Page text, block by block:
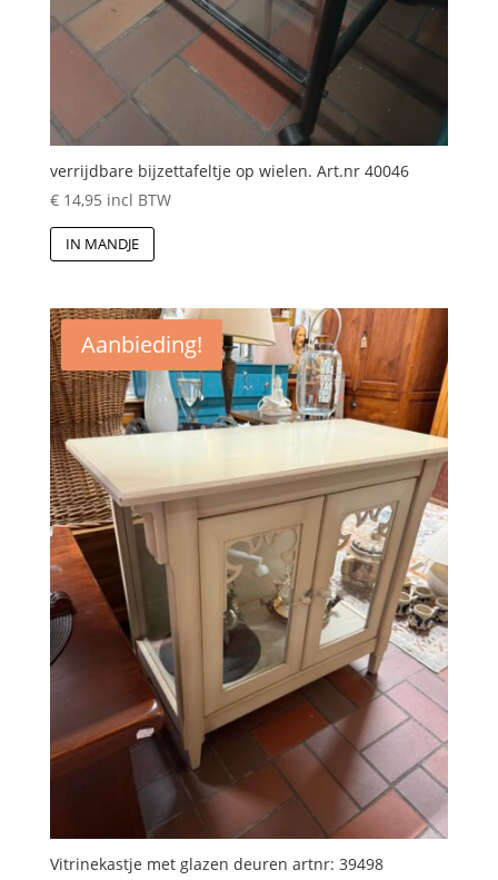
verrijdbare bijzettafeltje op wielen. Art.nr 40046
€14,95 incl BTW
IN MANDJE
Aanbieding!
Vitrinekastje met glazen deuren artnr: 39498